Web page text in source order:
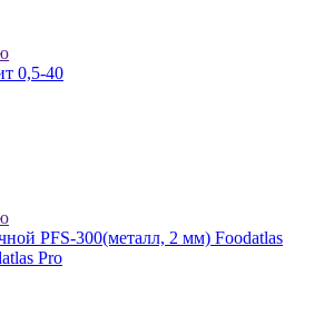
0,5-40
PFS-300(металл, 2 мм) Foodatlas
Pro